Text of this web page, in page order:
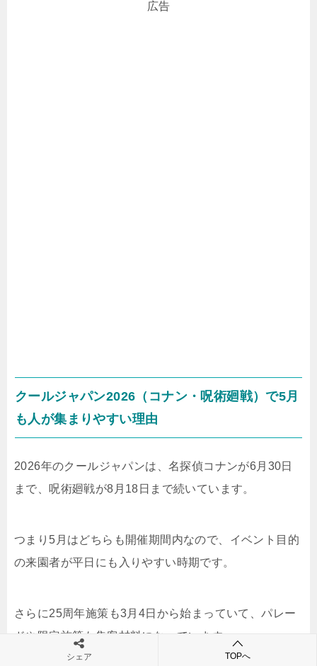
広告
クールジャパン2026（コナン・呪術廻戦）で5月
も人が集まりやすい理由
2026年のクールジャパンは、名探偵コナンが6月30日
まで、呪術廻戦が8月18日まで続いています。
つまり5月はどちらも開催期間内なので、イベント目的
の来園者が平日にも入りやすい時期です。
さらに25周年施策も3月4日から始まっていて、パレー
ドや限定施策も集客材料になっています。
シェア TOPへ